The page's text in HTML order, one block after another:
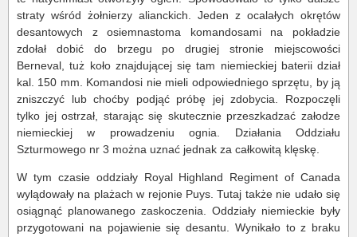
straty wśród żołnierzy alianckich. Jeden z ocalałych okrętów
desantowych z osiemnastoma komandosami na pokładzie
zdołał dobić do brzegu po drugiej stronie miejscowości
Berneval, tuż koło znajdującej się tam niemieckiej baterii dział
kal. 150 mm. Komandosi nie mieli odpowiedniego sprzętu, by ją
zniszczyć lub choćby podjąć próbę jej zdobycia. Rozpoczęli
tylko jej ostrzał, starając się skutecznie przeszkadzać załodze
niemieckiej w prowadzeniu ognia. Działania Oddziału
Szturmowego nr 3 można uznać jednak za całkowitą klęskę.
W tym czasie oddziały Royal Highland Regiment of Canada
wylądowały na plażach w rejonie Puys. Tutaj także nie udało się
osiągnąć planowanego zaskoczenia. Oddziały niemieckie były
przygotowani na pojawienie się desantu. Wynikało to z braku